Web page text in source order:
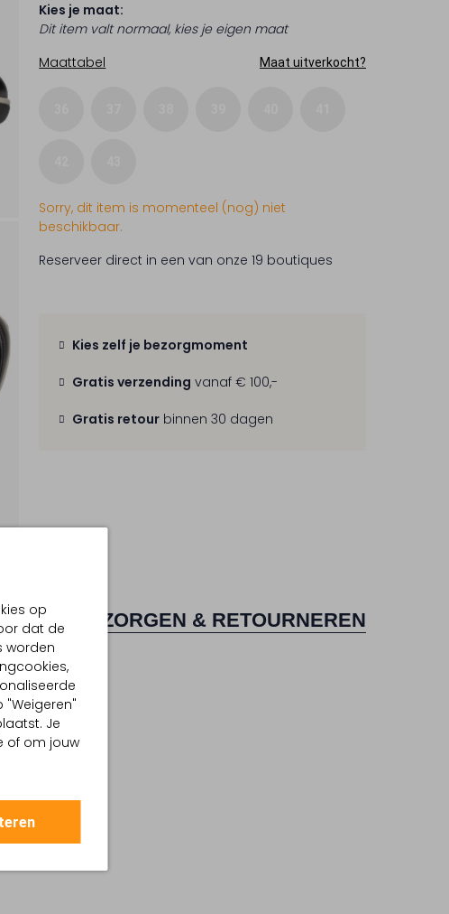
op
dat de
worden
Je
of om jouw
Kies je maat:
Dit item valt normaal, kies je eigen maat
Maattabel
Maat uitverkocht?
Sorry, dit item is momenteel (nog) niet
beschikbaar.
Reserveer direct in een van onze 19 boutiques
Kies zelf je bezorgmoment
Gratis verzending vanaf € 100,-
Gratis retour binnen 30 dagen
BEZORGEN & RETOURNEREN